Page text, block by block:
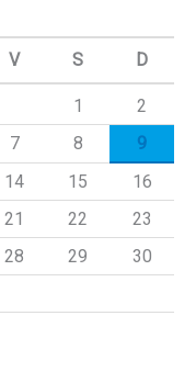
V S D
1
2
7 8
9
14 15
16
21 22
23
28 29
30